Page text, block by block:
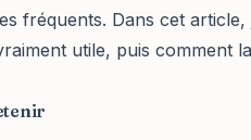
fréquents. Dans cet article,
utile, puis comment